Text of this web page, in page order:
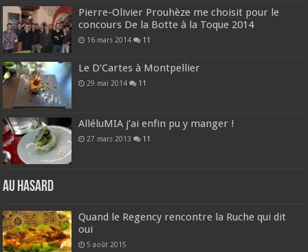
Pierre-Olivier Prouhèze me choisit pour le
concours De la Botte à la Toque 2014
16 mars 2014 11
Le D’Cartes à Montpellier
29 mai 2014 11
AlléluMIA j’ai enfin pu y manger !
27 mars 2013 11
Au hasard
Quand le Regency rencontre la Ruche qui dit
oui
5 août 2015